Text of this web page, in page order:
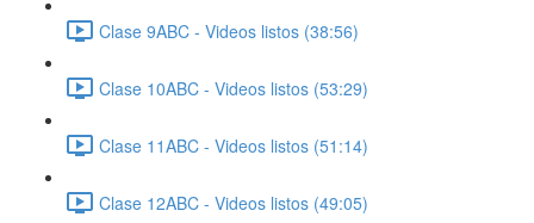
Clase 9ABC - Videos listos (38:56)
Clase 10ABC - Videos listos (53:29)
Clase 11ABC - Videos listos (51:14)
Clase 12ABC - Videos listos (49:05)